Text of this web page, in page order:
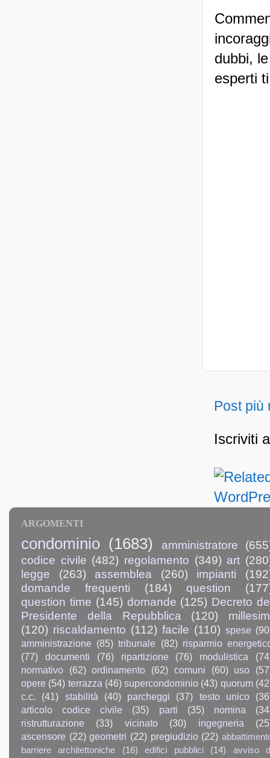
dubbi,
esperti
Post più
Iscriviti
ARGOMENTI
condominio (1683) amministratore
codice civile (482) regolamento (349) art
legge
(263) assemblea (260) impianti
domande frequenti
(184) question
question time (145) domande (125) Decreto
Presidente della Repubblica
(120)
(120) riscaldamento (112) facile (110) spese
amministrazione (85) tribunale (82) risparmio
(77)
documenti (76) ripartizione (76) modulistica
normativo
(62) ordinamento (62) comuni (60) uso
opere (54) terrazza (46) supercondominio (43) quorum
c.c.
(41) stabilità (40) parcheggi (37) testo unico
articolo codice civile
(35) parti (35) nomina
ristrutturazione
(33) vicinato (30) ingegneria
ascensore (22) geometri (22) pregiudizio (22)
barriere architettoniche
(16) edifici pubblici (14) avviso